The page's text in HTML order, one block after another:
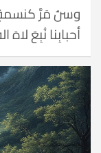
وسنٌ مَرَّ
أحبابِنا نُبِعَ